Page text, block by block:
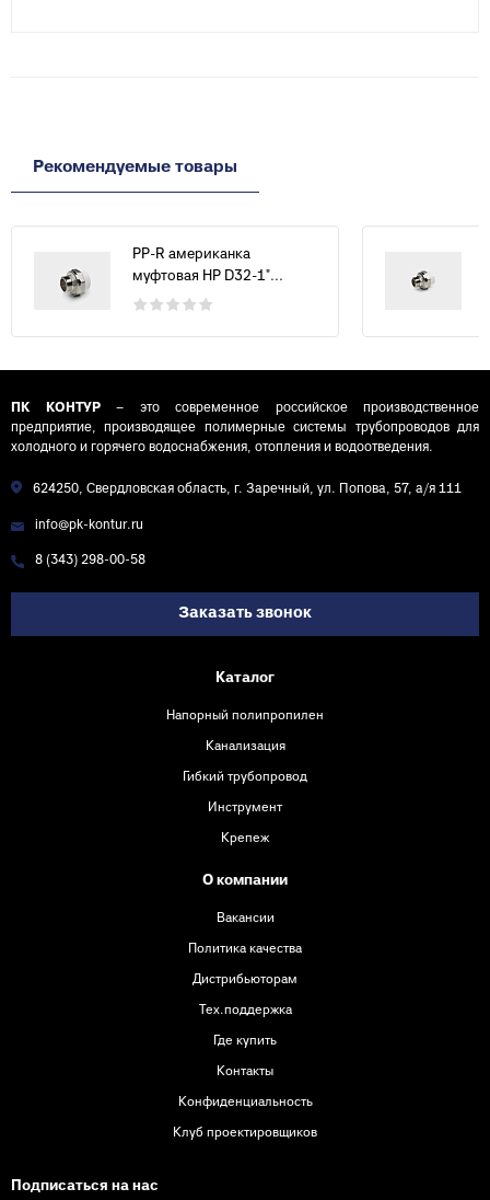
Рекомендуемые товары
PP-R американка
муфтовая НР D32-1"...
ПК КОНТУР– это современное российское производственное
предприятие, производящее полимерные системы трубопроводов для
холодного и горячего водоснабжения, отопления и водоотведения.
624250, Свердловская область, г. Заречный, ул. Попова, 57, а/я 111
info@pk-kontur.ru
8 (343) 298-00-58
Заказать звонок
Каталог
Напорный полипропилен
Канализация
Гибкий трубопровод
Инструмент
Крепеж
О компании
Вакансии
Политика качества
Дистрибьюторам
Тех.поддержка
Где купить
Контакты
Конфиденциальность
Клуб проектировщиков
Подписаться на нас